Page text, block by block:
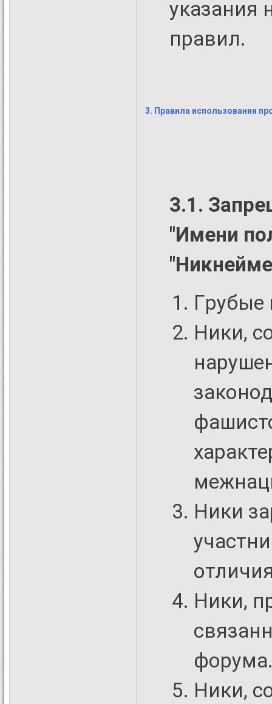
указания
правил.
3. Правила использования
3.1.
"Имени
Гpубые
Ники,
Ники
Ники,
Ники,